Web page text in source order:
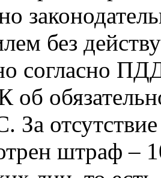
без
согласно
об
отсутствие
штраф –